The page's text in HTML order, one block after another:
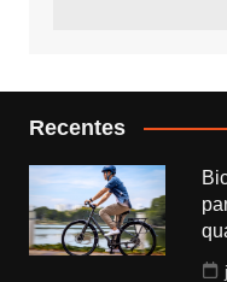
Recentes